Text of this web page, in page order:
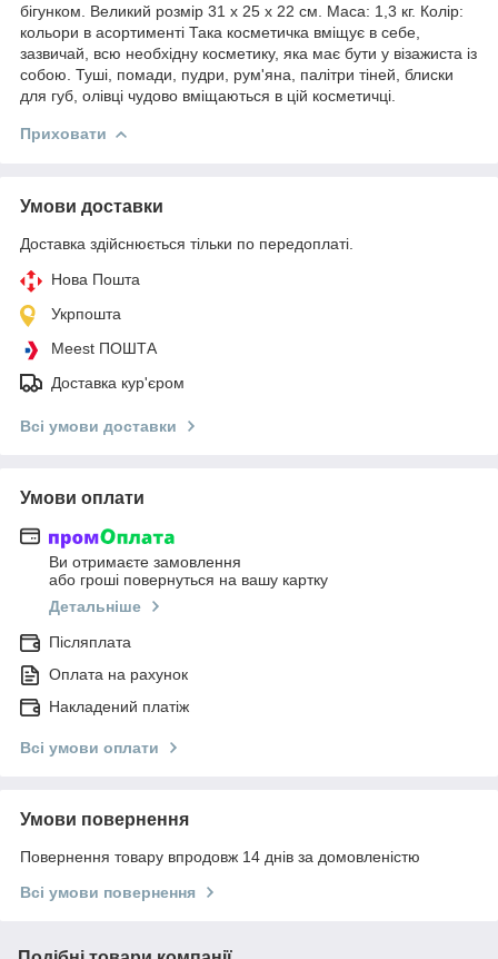
бігунком. Великий розмір 31 x 25 x 22 см. Маса: 1,3 кг. Колір:
кольори в асортименті Така косметичка вміщує в себе,
зазвичай, всю необхідну косметику, яка має бути у візажиста із
собою. Туші, помади, пудри, рум'яна, палітри тіней, блиски
для губ, олівці чудово вміщаються в цій косметичці.
Приховати
Умови доставки
Доставка здійснюється тільки по передоплаті.
Нова Пошта
Укрпошта
Meest ПОШТА
Доставка кур'єром
Всі умови доставки
Умови оплати
Ви отримаєте замовлення
або гроші повернуться на вашу картку
Детальніше
Післяплата
Оплата на рахунок
Накладений платіж
Всі умови оплати
Умови повернення
Повернення товару впродовж 14 днів за домовленістю
Всі умови повернення